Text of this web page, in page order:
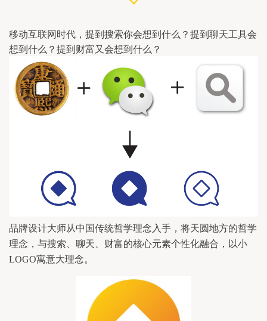
移动互联网时代，提到搜索你会想到什么？提到聊天工具会
想到什么？提到财富又会想到什么？
品牌设计大师从中国传统哲学理念入手， 将天圆地方的哲学
理念， 与搜索、聊天、财富的核心元素个性化融合， 以小
LOGO寓意大理念。